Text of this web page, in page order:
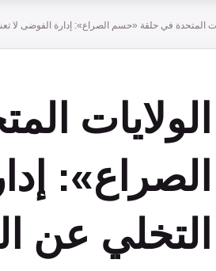
المتحدة في حلقة «حسم الصراع»: إدارة الفوضى لا
الولايات
الصراع»:
التخلي عن